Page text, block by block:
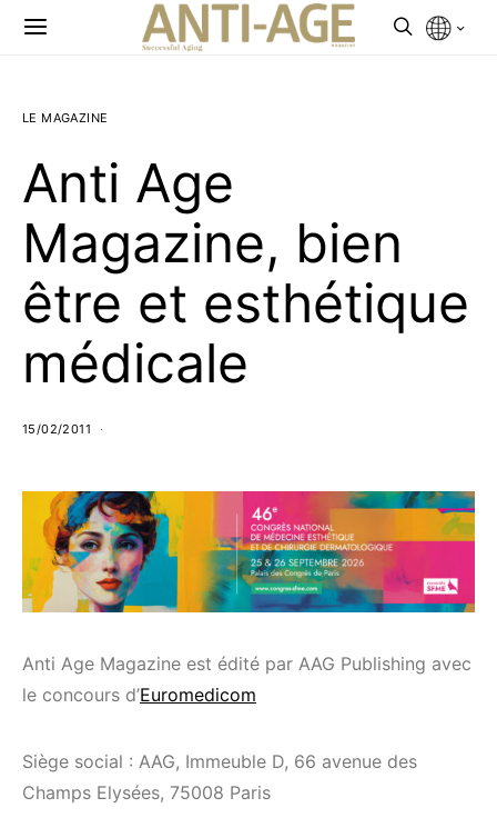
LE MAGAZINE
Anti Age
Magazine, bien
être et esthétique
médicale
15/02/2011
Anti Age Magazine est édité par AAG Publishing avec
le concours d’Euromedicom
Siège social : AAG, Immeuble D, 66 avenue des
Champs Elysées, 75008 Paris